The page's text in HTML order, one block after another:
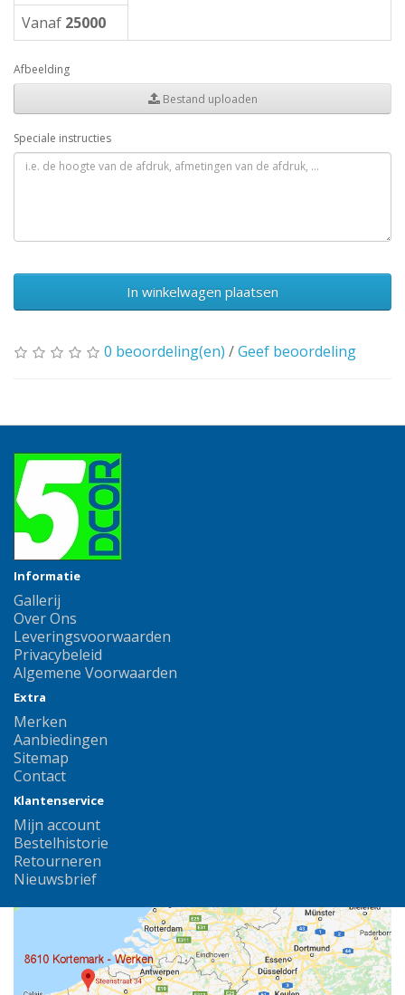
Vanaf 25000
Afbeelding
Bestand uploaden
Speciale instructies
In winkelwagen plaatsen
0 beoordeling(en) /Geef beoordeling
Informatie
Gallerij
Over Ons
Leveringsvoorwaarden
Privacybeleid
Algemene Voorwaarden
Extra
Merken
Aanbiedingen
Sitemap
Contact
Klantenservice
Mijn account
Bestelhistorie
Retourneren
Nieuwsbrief